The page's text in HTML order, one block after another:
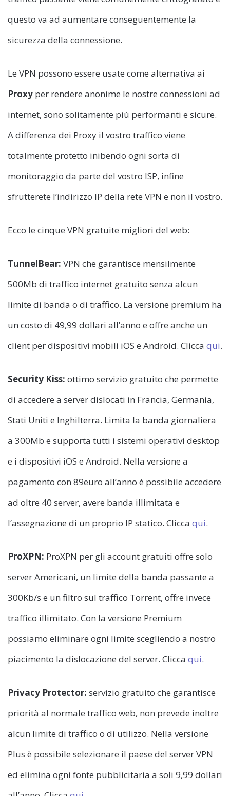
questo va ad aumentare conseguentemente la
sicurezza della connessione.
Le VPN possono essere usate come alternativa ai
Proxy per rendere anonime le nostre connessioni ad
internet, sono solitamente più performanti e sicure.
A differenza dei Proxy il vostro traffico viene
totalmente protetto inibendo ogni sorta di
monitoraggio da parte del vostro ISP, infine
sfrutterete l’indirizzo IP della rete VPN e non il vostro.
Ecco le cinque VPN gratuite migliori del web:
TunnelBear: VPN che garantisce mensilmente
500Mb di traffico internet gratuito senza alcun
limite di banda o di traffico. La versione premium ha
un costo di 49,99 dollari all’anno e offre anche un
client per dispositivi mobili iOS e Android. Clicca qui.
Security Kiss: ottimo servizio gratuito che permette
di accedere a server dislocati in Francia, Germania,
Stati Uniti e Inghilterra. Limita la banda giornaliera
a 300Mb e supporta tutti i sistemi operativi desktop
e i dispositivi iOS e Android. Nella versione a
pagamento con 89euro all’anno è possibile accedere
ad oltre 40 server, avere banda illimitata e
l’assegnazione di un proprio IP statico. Clicca qui.
ProXPN: ProXPN per gli account gratuiti offre solo
server Americani, un limite della banda passante a
300Kb/s e un filtro sul traffico Torrent, offre invece
traffico illimitato. Con la versione Premium
possiamo eliminare ogni limite scegliendo a nostro
piacimento la dislocazione del server. Clicca qui.
Privacy Protector: servizio gratuito che garantisce
priorità al normale traffico web, non prevede inoltre
alcun limite di traffico o di utilizzo. Nella versione
Plus è possibile selezionare il paese del server VPN
ed elimina ogni fonte pubblicitaria a soli 9,99 dollari